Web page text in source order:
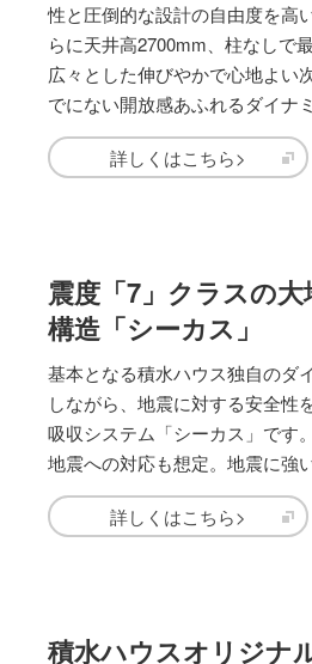
性と圧倒的な設計の自由度を高
らに天井高2700mm、柱なしで
広々とした伸びやかで心地よい
でにない開放感あふれるダイナ
詳しくはこちら>
震度「7」クラスの
構造「シーカス」
基本となる積水ハウス独自のダ
しながら、地震に対する安全性
吸収システム「シーカス」です
地震への対応も想定。地震に強
詳しくはこちら>
積水ハウスオリジナ